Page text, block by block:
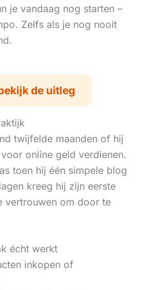
je vandaag nog starten –
Zelfs als je nog nooit
de uitleg
twijfelde maanden of hij
online geld verdienen.
toen hij één simpele blog
kreeg hij zijn eerste
vertrouwen om door te
écht werkt
inkopen of